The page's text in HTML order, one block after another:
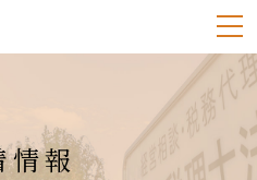
情報